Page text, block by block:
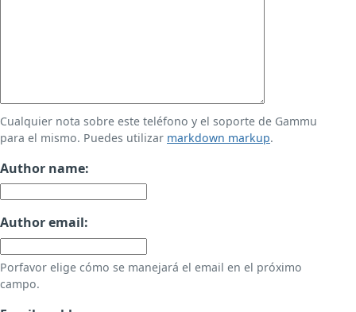
Cualquier nota sobre este teléfono y el soporte de Gammu
para el mismo. Puedes utilizar markdown markup.
Author name:
Author email:
Porfavor elige cómo se manejará el email en el próximo
campo.